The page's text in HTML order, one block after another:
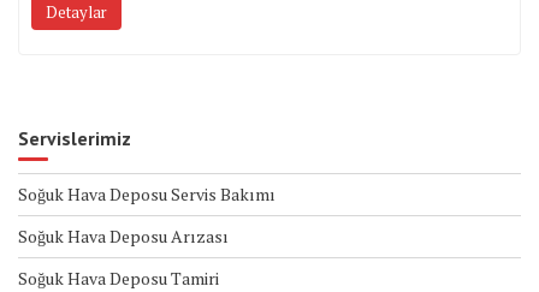
Detaylar
Servislerimiz
Soğuk Hava Deposu Servis Bakımı
Soğuk Hava Deposu Arızası
Soğuk Hava Deposu Tamiri